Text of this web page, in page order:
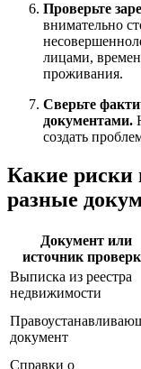
Проверьте
внимательно
лицами,
проживания.
Сверьте
документами.
создать
Какие риски
разные
Документ или
источник
Выписка из реестра
недвижимости
документ
Справки о